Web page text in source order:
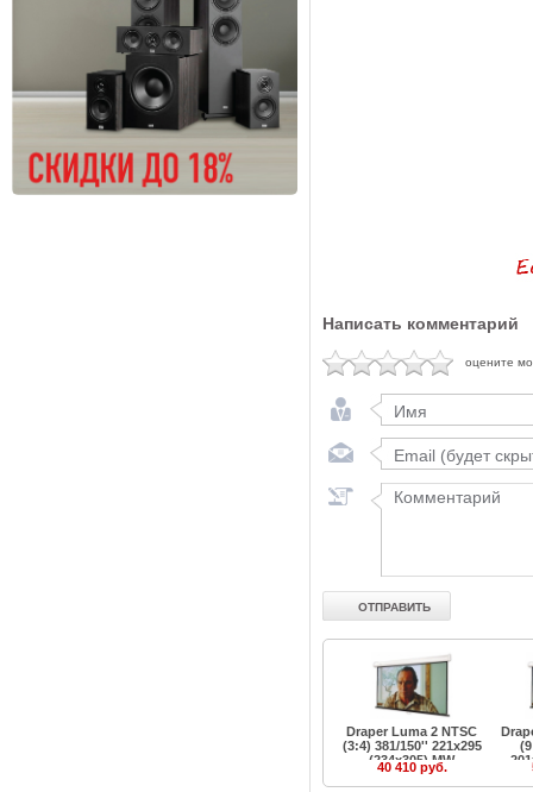
Написать комментарий
оцените
Draper Luma 2 NTSC
(3:4) 381/150'' 221x295
(234x305) MW
40 410 руб.